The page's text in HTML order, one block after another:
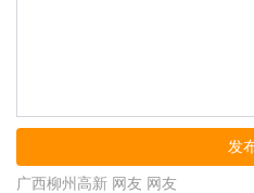
发
广西柳州高新 网友 网友